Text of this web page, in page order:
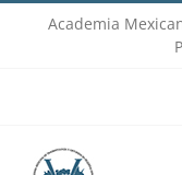
Academia